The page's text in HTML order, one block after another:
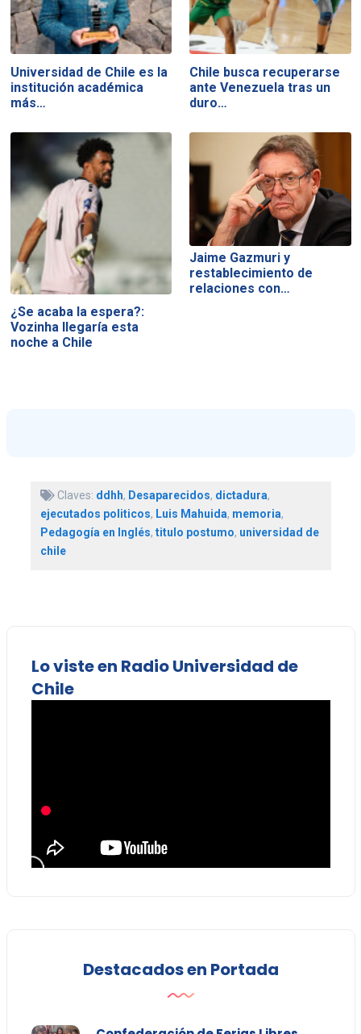
Universidad de Chile es la
institución académica
más…
Chile busca recuperarse
ante Venezuela tras un
duro…
¿Se acaba la espera?:
Vozinha llegaría esta
noche a Chile
Jaime Gazmuri y
restablecimiento de
relaciones con…
Claves: ddhh, Desaparecidos, dictadura,
ejecutados politicos, Luis Mahuida, memoria,
Pedagogía en Inglés, titulo postumo, universidad de
chile
Lo viste en Radio Universidad de
Chile
Destacados en Portada